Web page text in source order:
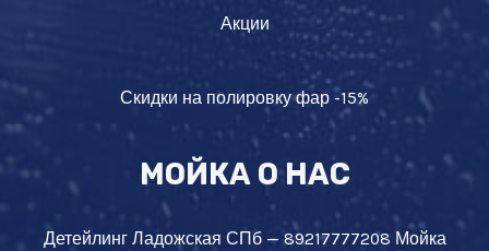
Акции
Скидки на полировку фар -15%
МОЙКА О НАС
Детейлинг Ладожская СПб — 89217777208 Мойка